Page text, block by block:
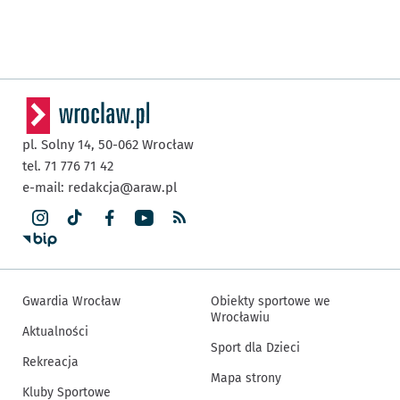
pl. Solny 14, 50-062 Wrocław
tel. 71 776 71 42
e-mail: redakcja@araw.pl
Gwardia Wrocław
Aktualności
Rekreacja
Kluby Sportowe
Obiekty sportowe we
Wrocławiu
Sport dla Dzieci
Mapa strony